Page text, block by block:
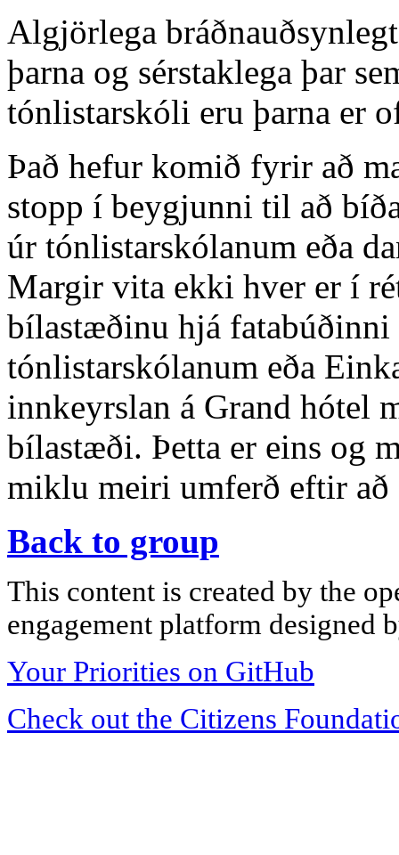
Algjörlega
þarna og sérstaklega þar
tónlistarskóli eru þarna er
Það hefur komið fyrir að
stopp í beygjunni til að
úr tónlistarskólanum eða
Margir vita ekki hver er í
bílastæðinu hjá
tónlistarskólanum eða
innkeyrslan á Grand hótel
bílastæði. Þetta er eins og
miklu meiri umferð eftir að
Back to group
This content is created by the
engagement platform designed
Your Priorities on GitHub
Check out the Citizens